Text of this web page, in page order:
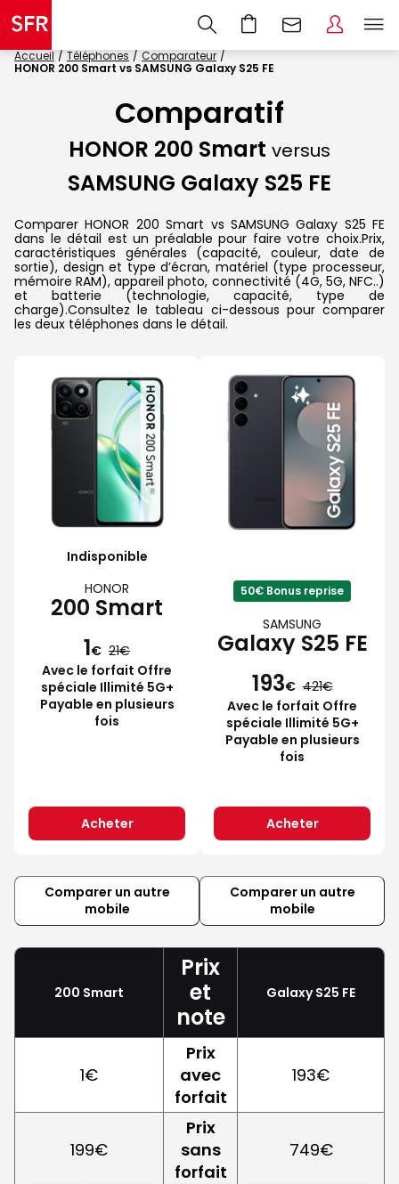
Accueil Téléphones
Comparateur
HONOR 200 Smart vs SAMSUNG Galaxy S25 FE
Comparatif
HONOR 200 Smart versus
SAMSUNG Galaxy S25 FE
Comparer HONOR 200 Smart vs SAMSUNG Galaxy S25 FE
dans le détail est un préalable pour faire votre choix.Prix,
caractéristiques générales (capacité, couleur, date de
sortie), design et type d’écran, matériel (type processeur,
mémoire RAM), appareil photo, connectivité (4G, 5G, NFC..)
et batterie (technologie, capacité, type de
charge).Consultez le tableau ci-dessous pour comparer
les deux téléphones dans le détail.
Indisponible
HONOR
200 Smart
1€ 21
Avec le forfait Offre
spéciale Illimité 5G+
Payable en plusieurs
fois
Acheter
50€ Bonus reprise
SAMSUNG
Galaxy S25 FE
193€ 421
Avec le forfait Offre
spéciale Illimité 5G+
Payable en plusieurs
fois
Acheter
Comparer un autre
mobile
Comparer un autre
mobile
200 Smart
Prix
et
note
Galaxy S25 FE
1€
Prix
avec
forfait
193€
199€
Prix
sans
forfait
749€